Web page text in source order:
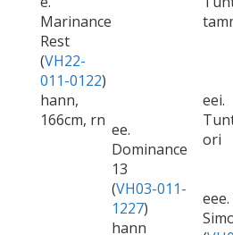
Marinance
Rest
(VH22-
011-0122)
hann,
166cm, rn ee.
Dominance
13
(VH03-011-
1227)
hann
eei.
ori